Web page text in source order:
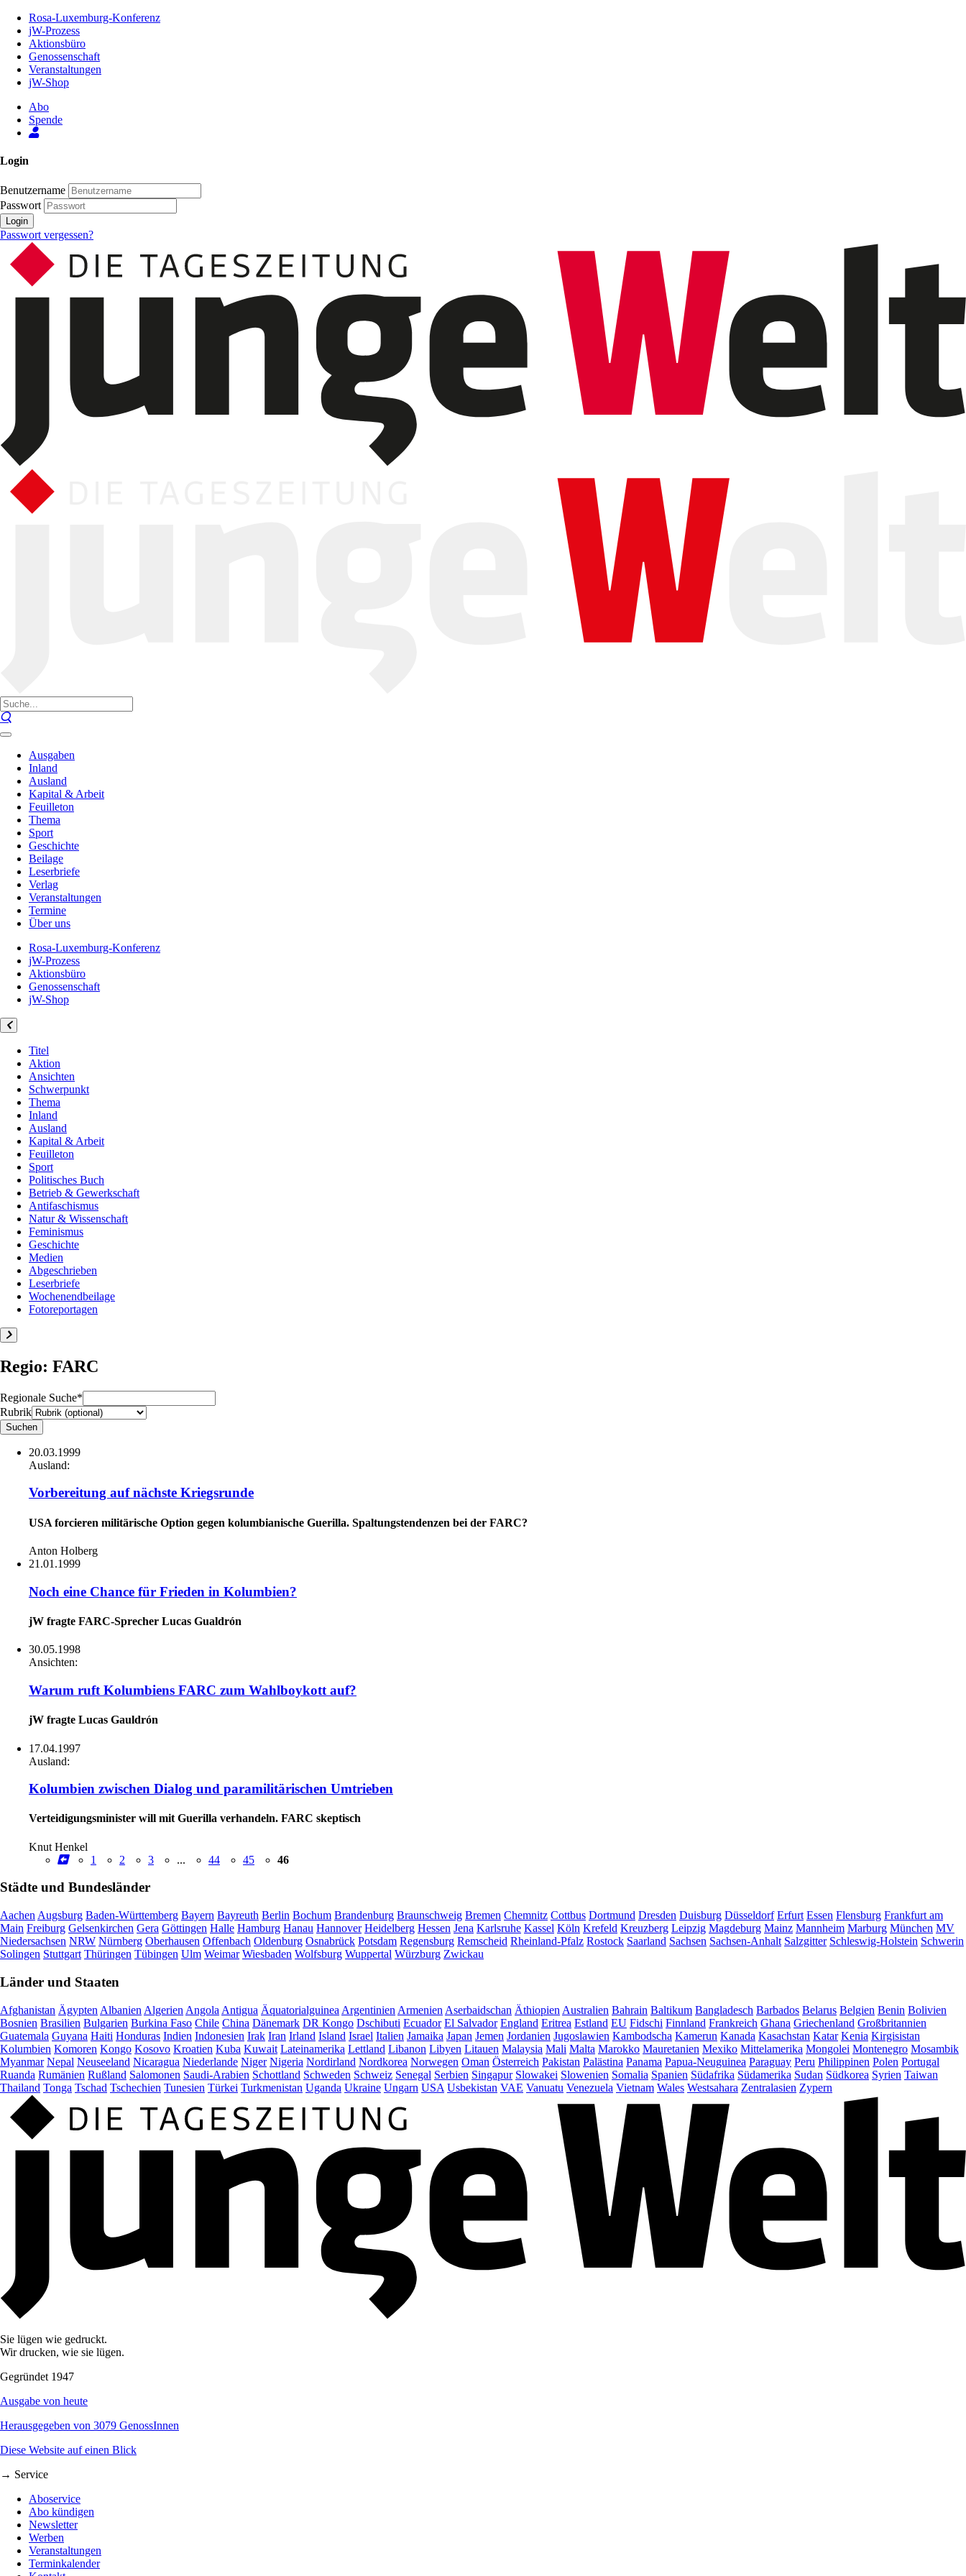
Inhalt
Seite
Rosa-Luxemburg-Konferenz
jW-Prozess
Aktionsbüro
Genossenschaft
Veranstaltungen
jW-Shop
Abo
Spende
Login
Benutzername
Passwort
Login
Passwort vergessen?
Ausgaben
Inland
Ausland
Kapital & Arbeit
Feuilleton
Thema
Sport
Geschichte
Beilage
Leserbriefe
Verlag
Veranstaltungen
Termine
Über uns
Rosa-Luxemburg-Konferenz
jW-Prozess
Aktionsbüro
Genossenschaft
jW-Shop
Titel
Aktion
Ansichten
Schwerpunkt
Thema
Inland
Ausland
Kapital & Arbeit
Feuilleton
Sport
Politisches Buch
Betrieb & Gewerkschaft
Antifaschismus
Natur & Wissenschaft
Feminismus
Geschichte
Medien
Abgeschrieben
Leserbriefe
Wochenendbeilage
Fotoreportagen
Regio: FARC
Regionale Suche*
Rubrik
20.03.1999
Ausland:
Vorbereitung auf nächste Kriegsrunde
USA forcieren militärische Option gegen kolumbianische Guerilla. Spaltungstendenzen bei der FARC?
Anton Holberg
21.01.1999
Noch eine Chance für Frieden in Kolumbien?
jW fragte FARC-Sprecher Lucas Gualdrón
30.05.1998
Ansichten:
Warum ruft Kolumbiens FARC zum Wahlboykott auf?
jW fragte Lucas Gauldrón
17.04.1997
Ausland:
Kolumbien zwischen Dialog und paramilitärischen Umtrieben
Verteidigungsminister will mit Guerilla verhandeln. FARC skeptisch
Knut Henkel
1
2 3 ... 44 45 46
Städte und Bundesländer
Aachen Augsburg Baden-Württemberg Bayern Bayreuth Berlin Bochum Brandenburg Braunschweig Bremen Chemnitz Cottbus Dortmund Dresden Duisburg Düsseldorf Erfurt Essen Flensburg Frankfurt am
Main Freiburg Gelsenkirchen Gera Göttingen Halle Hamburg Hanau Hannover Heidelberg Hessen Jena Karlsruhe Kassel Köln Krefeld Kreuzberg Leipzig Magdeburg Mainz Mannheim Marburg München MV
Niedersachsen NRW Nürnberg Oberhausen Offenbach Oldenburg Osnabrück Potsdam Regensburg Remscheid Rheinland-Pfalz Rostock Saarland Sachsen Sachsen-Anhalt Salzgitter Schleswig-Holstein Schwerin
Solingen Stuttgart Thüringen Tübingen Ulm Weimar Wiesbaden Wolfsburg Wuppertal Würzburg Zwickau
Länder und Staaten
Afghanistan Ägypten Albanien Algerien Angola Antigua Äquatorialguinea Argentinien Armenien Aserbaidschan Äthiopien Australien Bahrain Baltikum Bangladesch Barbados Belarus Belgien Benin Bolivien
Bosnien Brasilien Bulgarien Burkina Faso Chile China Dänemark DR Kongo Dschibuti Ecuador El Salvador England Eritrea Estland EU Fidschi Finnland Frankreich Ghana Griechenland Großbritannien
Guatemala Guyana Haiti Honduras Indien Indonesien Irak Iran Irland Island Israel Italien Jamaika Japan Jemen Jordanien Jugoslawien Kambodscha Kamerun Kanada Kasachstan Katar Kenia Kirgisistan
Kolumbien Komoren Kongo Kosovo Kroatien Kuba Kuwait Lateinamerika Lettland Libanon Libyen Litauen Malaysia Mali Malta Marokko Mauretanien Mexiko Mittelamerika Mongolei Montenegro Mosambik
Myanmar Nepal Neuseeland Nicaragua Niederlande Niger Nigeria Nordirland Nordkorea Norwegen Oman Österreich Pakistan Palästina Panama Papua-Neuguinea Paraguay Peru Philippinen Polen Portugal
Ruanda Rumänien Rußland Salomonen Saudi-Arabien Schottland Schweden Schweiz Senegal Serbien Singapur Slowakei Slowenien Somalia Spanien Südafrika Südamerika Sudan Südkorea Syrien Taiwan
Thailand Tonga Tschad Tschechien Tunesien Türkei Turkmenistan Uganda Ukraine Ungarn USA Usbekistan VAE Vanuatu Venezuela Vietnam Wales Westsahara Zentralasien Zypern
Sie lügen wie gedruckt.
Wir drucken, wie sie lügen.
Gegründet 1947
Ausgabe von heute
Herausgegeben von 3079 GenossInnen
Diese Website auf einen Blick
→ Service
Aboservice
Abo kündigen
Newsletter
Werben
Veranstaltungen
Terminkalender